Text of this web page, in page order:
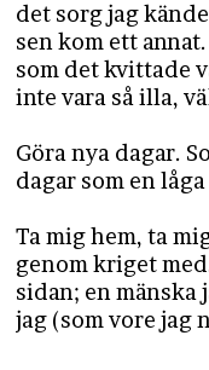
det sorg jag
sen kom ett
som det kvittade
inte vara så illa,
Göra nya dagar.
dagar som en
Ta mig hem, ta
genom kriget
sidan; en
jag (som vore jag